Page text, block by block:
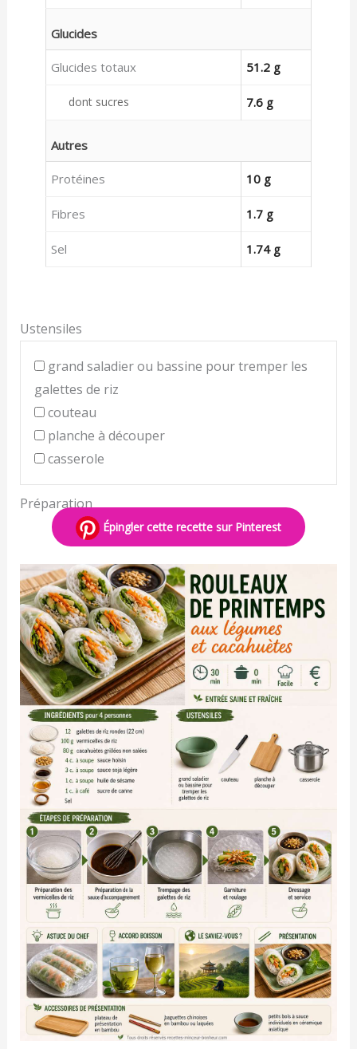
Glucides
Glucides totaux 51.2 g
dont sucres 7.6 g
Autres
Protéines 10 g
Fibres 1.7 g
Sel 1.74 g
Ustensiles
grand saladier ou bassine pour tremper les
galettes de riz
couteau
planche à découper
casserole
Préparation
Épingler cette recette sur Pinterest